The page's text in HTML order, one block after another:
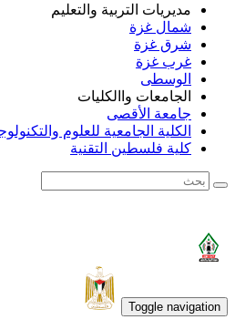
مديريات التربية والتعليم
شمال غزة
شرق غزة
غرب غزة
الوسطى
الجامعات واالكليات
جامعة الأقصى
الكلية الجامعية للعلوم
كلية فلسطين التقنية
Toggle navigation